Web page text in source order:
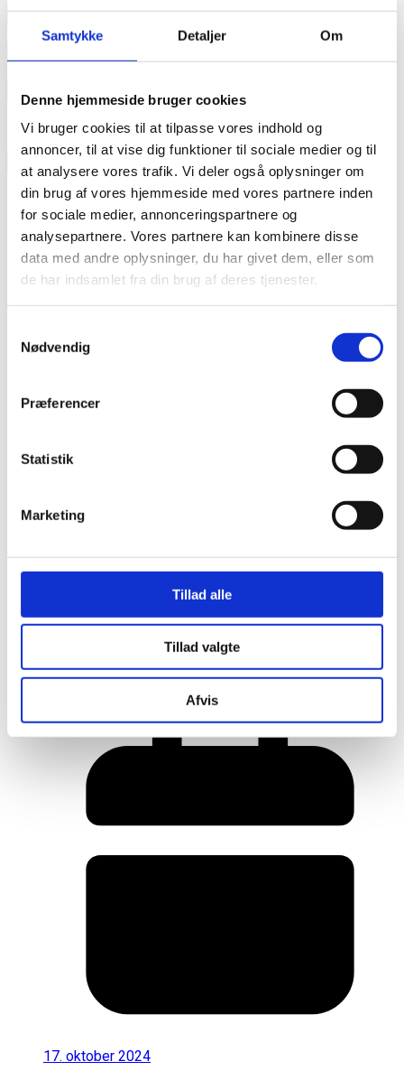
Samtykke Detaljer Om
Denne hjemmeside bruger cookies
Vi bruger cookies til at tilpasse vores indhold og
annoncer, til at vise dig funktioner til sociale medier og til
at analysere vores trafik. Vi deler også oplysninger om
din brug af vores hjemmeside med vores partnere inden
for sociale medier, annonceringspartnere og
analysepartnere. Vores partnere kan kombinere disse
data med andre oplysninger, du har givet dem, eller som
de har indsamlet fra din brug af deres tjenester.
Nødvendig
Præferencer
Statistik
Marketing
Tillad alle
Tillad valgte
Afvis
annonce
Like us
RAINBOW BUSINESS DENMARK
Her er alle vinderne fra årets Danish
Rainbow Awards
17. oktober 2024